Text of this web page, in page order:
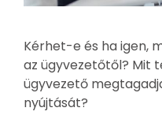
Kérhet-e és ha igen,
az ügyvezetőtől? Mit
ügyvezető
nyújtását?